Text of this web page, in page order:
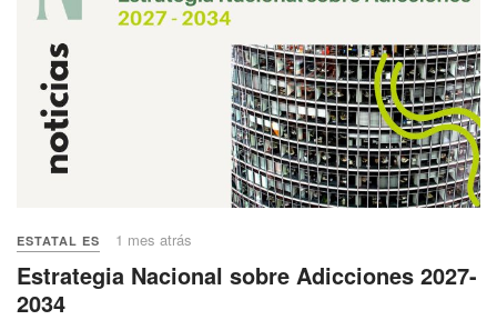
ESTATAL ES 1 mes atrás
Estrategia Nacional sobre Adicciones 2027-
2034